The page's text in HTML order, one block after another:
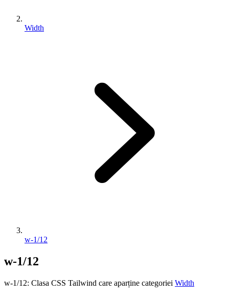
Width
w-1/12
w-1/12
w-1/12: Clasa CSS Tailwind care aparține categoriei Width